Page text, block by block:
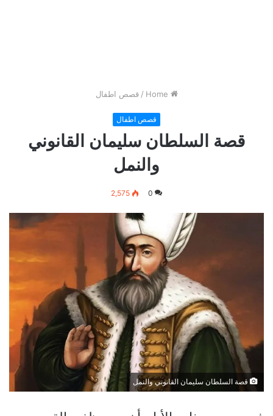
/ قصص اطفال
قصص اطفال
قصة السلطان سليمان القانوني
والنمل
0
2,575
قصة السلطان سليمان القانوني والنمل